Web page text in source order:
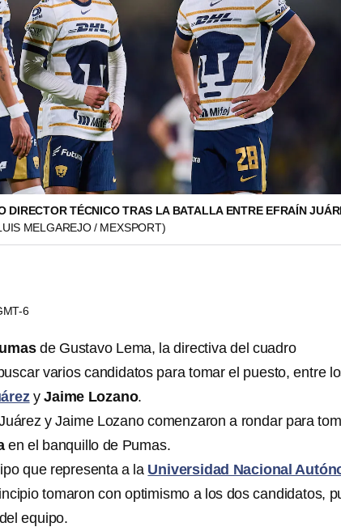
DIRECTOR TÉCNICO TRAS LA BATALLA ENTRE EFRAÍN
MELGAREJO / MEXSPORT)
6
de Gustavo Lema, la directiva del cuadro
varios candidatos para tomar el puesto, entre
yJaime Lozano.
y Jaime Lozano comenzaron a rondar para
en el banquillo de Pumas.
que representa a la Universidad Nacional
tomaron con optimismo a los dos candidatos,
equipo.